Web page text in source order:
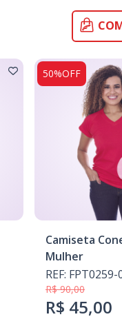
50%OFF
Camiseta
Mulher
REF: FPT0259-
R$ 90,00
R$ 45,00